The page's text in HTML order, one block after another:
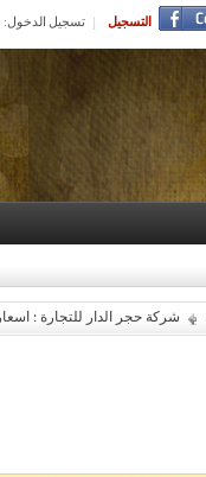
التسجيل تسجيل الدخول:
شركة حجر الدار للتجارة :